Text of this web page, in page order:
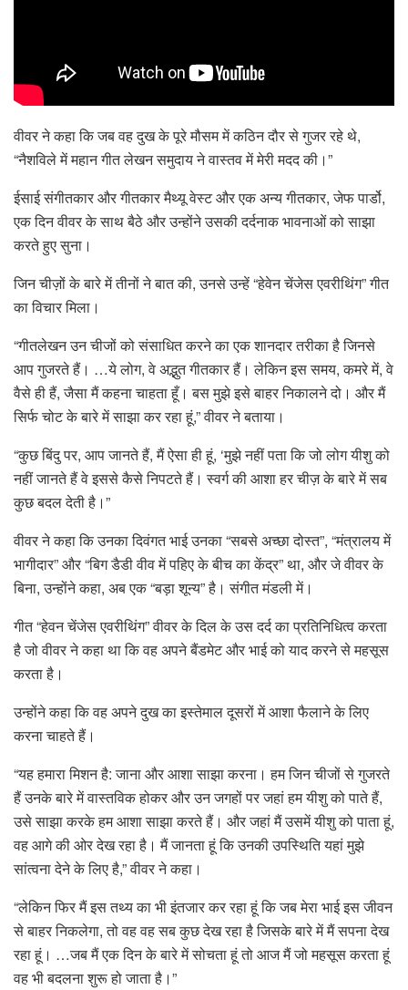
वीवर ने कहा कि जब वह दुख के पूरे मौसम में कठिन दौर से गुजर रहे थे,
“नैशविले में महान गीत लेखन समुदाय ने वास्तव में मेरी मदद की।”
ईसाई संगीतकार और गीतकार मैथ्यू वेस्ट और एक अन्य गीतकार, जेफ पार्डो,
एक दिन वीवर के साथ बैठे और उन्होंने उसकी दर्दनाक भावनाओं को साझा
करते हुए सुना।
जिन चीज़ों के बारे में तीनों ने बात की, उनसे उन्हें “हेवेन चेंजेस एवरीथिंग” गीत
का विचार मिला।
“गीतलेखन उन चीजों को संसाधित करने का एक शानदार तरीका है जिनसे
आप गुजरते हैं। …ये लोग, वे अद्भुत गीतकार हैं। लेकिन इस समय, कमरे में, वे
वैसे ही हैं, जैसा मैं कहना चाहता हूँ। बस मुझे इसे बाहर निकालने दो। और मैं
सिर्फ चोट के बारे में साझा कर रहा हूं,” वीवर ने बताया।
“कुछ बिंदु पर, आप जानते हैं, मैं ऐसा ही हूं, ‘मुझे नहीं पता कि जो लोग यीशु को
नहीं जानते हैं वे इससे कैसे निपटते हैं। स्वर्ग की आशा हर चीज़ के बारे में सब
कुछ बदल देती है।”
वीवर ने कहा कि उनका दिवंगत भाई उनका “सबसे अच्छा दोस्त”, “मंत्रालय में
भागीदार” और “बिग डैडी वीव में पहिए के बीच का केंद्र” था, और जे वीवर के
बिना, उन्होंने कहा, अब एक “बड़ा शून्य” है। संगीत मंडली में।
गीत “हेवन चेंजेस एवरीथिंग” वीवर के दिल के उस दर्द का प्रतिनिधित्व करता
है जो वीवर ने कहा था कि वह अपने बैंडमेट और भाई को याद करने से महसूस
करता है।
उन्होंने कहा कि वह अपने दुख का इस्तेमाल दूसरों में आशा फैलाने के लिए
करना चाहते हैं।
“यह हमारा मिशन है: जाना और आशा साझा करना। हम जिन चीजों से गुजरते
हैं उनके बारे में वास्तविक होकर और उन जगहों पर जहां हम यीशु को पाते हैं,
उसे साझा करके हम आशा साझा करते हैं। और जहां मैं उसमें यीशु को पाता हूं,
वह आगे की ओर देख रहा है। मैं जानता हूं कि उनकी उपस्थिति यहां मुझे
सांत्वना देने के लिए है,” वीवर ने कहा।
“लेकिन फिर मैं इस तथ्य का भी इंतजार कर रहा हूं कि जब मेरा भाई इस जीवन
से बाहर निकलेगा, तो वह वह सब कुछ देख रहा है जिसके बारे में मैं सपना देख
रहा हूं। …जब मैं एक दिन के बारे में सोचता हूं तो आज मैं जो महसूस करता हूं
वह भी बदलना शुरू हो जाता है।”